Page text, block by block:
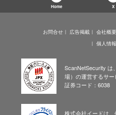
Home X
お問合せ 広告掲載 会社概要
個人情
ScanNetSecurity は
場）の運営するサー
証券コード：6038
株式会社イードは